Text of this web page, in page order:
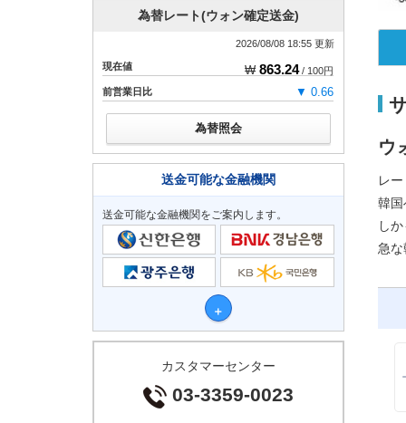
ウ
レ
韓国
し
急な
為替レート(ウォン確定送金)
2026/08/08 18:55 更新
現在値 ₩863.24/ 100円
前営業日比
▼ 0.66
為替照会
送金可能な金融機関
送金可能な金融機関をご案内します。
カスタマーセンター
03-3359-0023